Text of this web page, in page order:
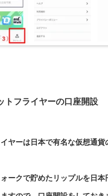
トフライヤーの口座開設
ヤーは日本で有名な仮想通貨
ークで貯めたリップルを日本